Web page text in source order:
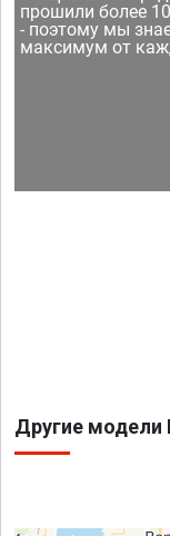
прошили более
- поэтому мы
максимум от
Другие модели